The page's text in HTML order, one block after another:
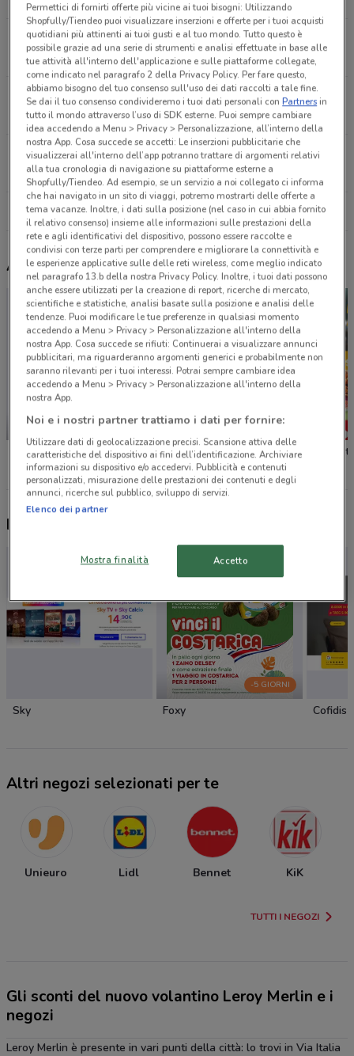
Via Nuova Valassina, 57 Lissone
17.7 km
APERTO
S.P. 208 Carugate
17.9 km
APERTO
S.S. 35 dei Giovi, Km 135+810 Nova Milanese
22.2 km
APERTO
Tutti i negozi Leroy Merlin
Altri volantini nelle vicinanze
-1 GIORNO
Unieuro
NUOVO
Lidl Bennet
Nuovi prodotti da provare
Sky
-5 GIORNI
Foxy Cofidis
Altri negozi selezionati per te
Unieuro Lidl Bennet KiK
TUTTI I NEGOZI
Gli sconti del nuovo volantino Leroy Merlin e i
negozi
Leroy Merlin è presente in vari punti della città: lo trovi in Via Italia
Permettici di fornirti offerte più vicine ai tuoi bisogni: Utilizzando
Shopfully/Tiendeo puoi visualizzare inserzioni e offerte per i tuoi acquisti
quotidiani più attinenti ai tuoi gusti e al tuo mondo. Tutto questo è
possibile grazie ad una serie di strumenti e analisi effettuate in base alle
tue attività all'interno dell'applicazione e sulle piattaforme collegate,
come indicato nel paragrafo 2 della Privacy Policy. Per fare questo,
abbiamo bisogno del tuo consenso sull'uso dei dati raccolti a tale fine.
Se dai il tuo consenso condivideremo i tuoi dati personali conPartnersin
tutto il mondo attraverso l’uso di SDK esterne. Puoi sempre cambiare
idea accedendo a Menu > Privacy > Personalizzazione, all’interno della
nostra App. Cosa succede se accetti: Le inserzioni pubblicitarie che
visualizzerai all'interno dell’app potranno trattare di argomenti relativi
alla tua cronologia di navigazione su piattaforme esterne a
Shopfully/Tiendeo. Ad esempio, se un servizio a noi collegato ci informa
che hai navigato in un sito di viaggi, potremo mostrarti delle offerte a
tema vacanze. Inoltre, i dati sulla posizione (nel caso in cui abbia fornito
il relativo consenso) insieme alle informazioni sulle prestazioni della
rete e agli identificativi del dispositivo, possono essere raccolte e
condivisi con terze parti per comprendere e migliorare la connettività e
le esperienze applicative sulle delle reti wireless, come meglio indicato
nel paragrafo 13.b della nostra Privacy Policy. Inoltre, i tuoi dati possono
anche essere utilizzati per la creazione di report, ricerche di mercato,
scientifiche e statistiche, analisi basate sulla posizione e analisi delle
tendenze. Puoi modificare le tue preferenze in qualsiasi momento
accedendo a Menu > Privacy > Personalizzazione all'interno della
nostra App. Cosa succede se rifiuti: Continuerai a visualizzare annunci
pubblicitari, ma riguarderanno argomenti generici e probabilmente non
saranno rilevanti per i tuoi interessi. Potrai sempre cambiare idea
accedendo a Menu > Privacy > Personalizzazione all'interno della
nostra App.
Noi e i nostri partner trattiamo i dati per fornire:
Utilizzare dati di geolocalizzazione precisi. Scansione attiva delle
caratteristiche del dispositivo ai fini dell’identificazione. Archiviare
informazioni su dispositivo e/o accedervi. Pubblicità e contenuti
personalizzati, misurazione delle prestazioni dei contenuti e degli
annunci, ricerche sul pubblico, sviluppo di servizi.
Elenco dei partner
Mostra finalità Accetto